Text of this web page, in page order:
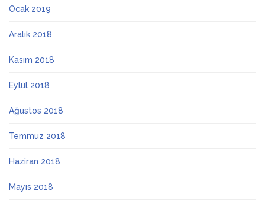
Ocak 2019
Aralık 2018
Kasım 2018
Eylül 2018
Ağustos 2018
Temmuz 2018
Haziran 2018
Mayıs 2018